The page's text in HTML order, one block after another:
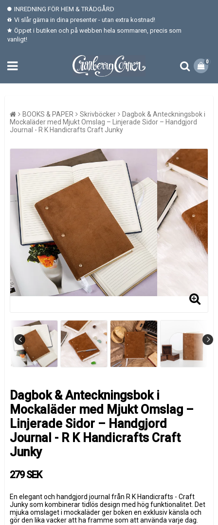
INREDNING FÖR HEM & TRÄDGÅRD
Vi slår gärna in dina presenter - utan extra kostnad!
Öppet i butiken och på webben hela sommaren, precis som
vanligt!
0
BOOKS & PAPER Skrivböcker
Dagbok & Anteckningsbok i
Mockaläder med Mjukt Omslag – Linjerade Sidor – Handgjord
Journal - R K Handicrafts Craft Junky
Dagbok & Anteckningsbok i
Mockaläder med Mjukt Omslag –
Linjerade Sidor – Handgjord
Journal - R K Handicrafts Craft
Junky
279 SEK
En elegant och handgjord journal från R K Handicrafts - Craft
Junky som kombinerar tidlös design med hög funktionalitet. Det
mjuka omslaget i mockaläder ger boken en exklusiv känsla och
gör den lika vacker att ha framme som att använda varje dag.